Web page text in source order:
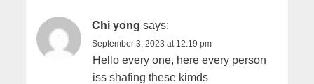
Chi yong says:
September 3, 2023 at 12:19 pm
Hello every one, here every person
iss shafing these kimds